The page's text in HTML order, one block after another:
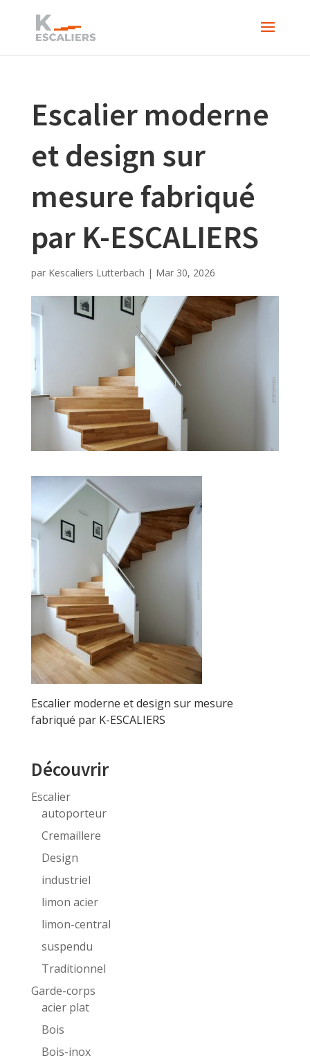
Escalier moderne
et design sur
mesure fabriqué
par K-ESCALIERS
par Kescaliers Lutterbach | Mar 30, 2026
Escalier moderne et design sur mesure
fabriqué par K-ESCALIERS
Découvrir
Escalier
autoporteur
Cremaillere
Design
industriel
limon acier
limon-central
suspendu
Traditionnel
Garde-corps
acier plat
Bois
Bois-inox